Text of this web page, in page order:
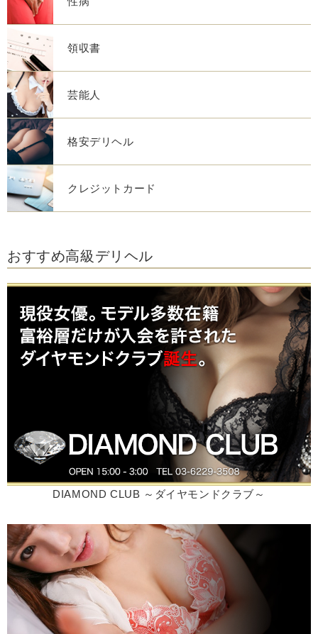
領収書
芸能人
格安デリヘル
クレジットカード
おすすめ高級デリヘル
DIAMOND CLUB ～ダイヤモンドクラブ～